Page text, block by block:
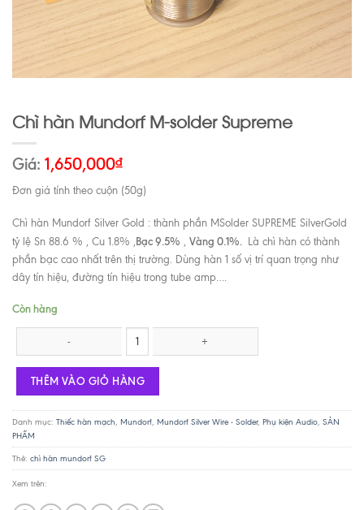
Chì hàn Mundorf M-solder Supreme
Giá: 1,650,000₫
Đơn giá tính theo cuộn (50g)
Chì hàn Mundorf Silver Gold : thành phần MSolder SUPREME SilverGold
tỷ lệ Sn 88.6 % , Cu 1.8% , Bạc 9.5% Vàng 0.1%.
Là chì hàn có thành
phần bạc cao nhất trên thị trường. Dùng hàn 1 số vị trí quan trọng như
dây tín hiệu, đường tín hiệu trong tube amp….
Còn hàng
Chì hàn Mundorf M-solder Supreme số lượng
THÊM VÀO GIỎ HÀNG
Danh mục: Thiếc hàn mạch, Mundorf, Mundorf Silver Wire - Solder, Phụ kiện Audio, SẢN
PHẨM
Thẻ: chì hàn mundorf SG
Xem trên: